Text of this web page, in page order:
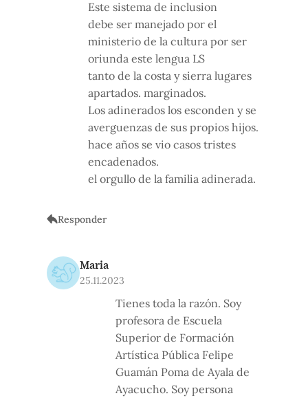
Este sistema de inclusion
debe ser manejado por el
ministerio de la cultura por ser
oriunda este lengua LS
tanto de la costa y sierra lugares
apartados. marginados.
Los adinerados los esconden y se
averguenzas de sus propios hijos.
hace años se vio casos tristes
encadenados.
el orgullo de la familia adinerada.
Responder
Maria
25.11.2023
Tienes toda la razón. Soy
profesora de Escuela
Superior de Formación
Artística Pública Felipe
Guamán Poma de Ayala de
Ayacucho. Soy persona